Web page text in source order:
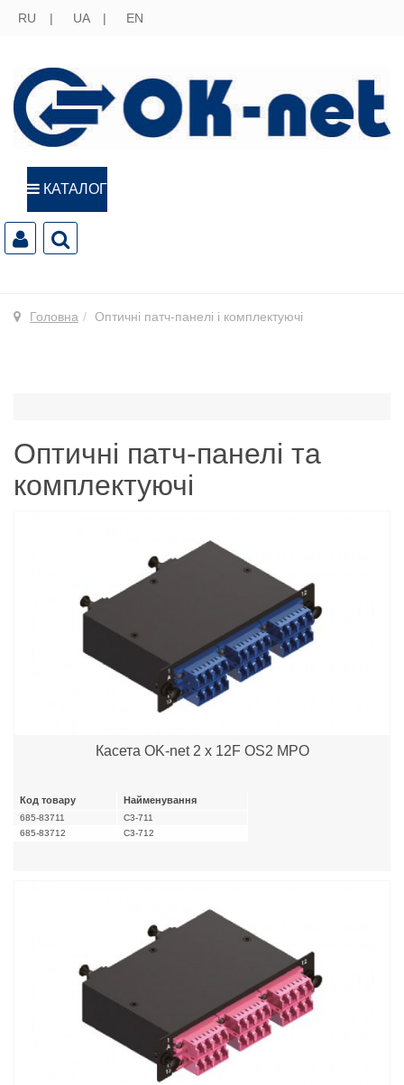
RU UA EN
КАТАЛОГ
Головна Оптичні патч-панелі і комплектуючі
Оптичні патч-панелі та
комплектуючі
Касета OK-net 2 x 12F OS2 MPO
Код товару Найменування
685-83711
C3-711
685-83712
C3-712